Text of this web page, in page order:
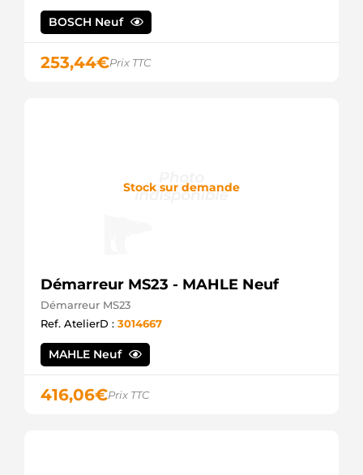
BOSCH Neuf
253,44€Prix TTC
Stock sur demande
Démarreur MS23 - MAHLE Neuf
Démarreur MS23
Ref. AtelierD : 3014667
MAHLE Neuf
416,06€Prix TTC